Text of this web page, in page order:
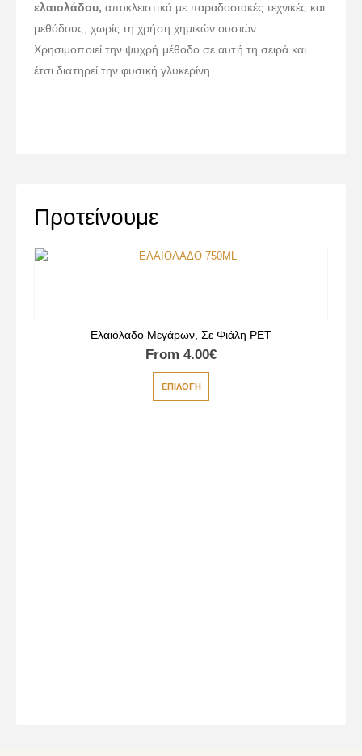
ελαιολάδου, αποκλειστικά με παραδοσιακές τεχνικές και
μεθόδους, χωρίς τη χρήση χημικών ουσιών.
Χρησιμοποιεί την ψυχρή μέθοδο σε αυτή τη σειρά και
έτσι διατηρεί την φυσική γλυκερίνη .
Προτείνουμε
Ελαιόλαδο Μεγάρων, Σε Φιάλη PET
From 4.00€
ΕΠΙΛΟΓΉ